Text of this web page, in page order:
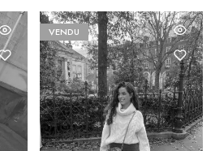
VENDU